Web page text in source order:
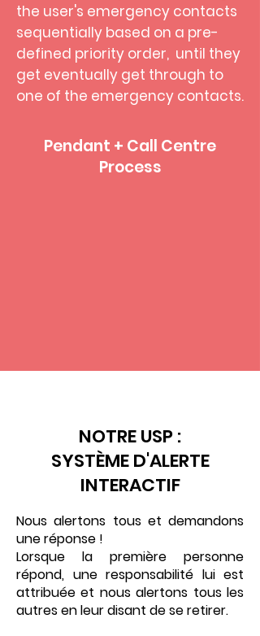
the user's emergency contacts
sequentially based on a pre-
defined priority order, until they
get eventually get through to
one of the emergency contacts.
Pendant + Call Centre
Process
NOTRE USP :
SYSTÈME D'ALERTE
INTERACTIF
Nous alertons tous et demandons
une réponse !
Lorsque la première personne
répond, une responsabilité lui est
attribuée et nous alertons tous les
autres en leur disant de se retirer.